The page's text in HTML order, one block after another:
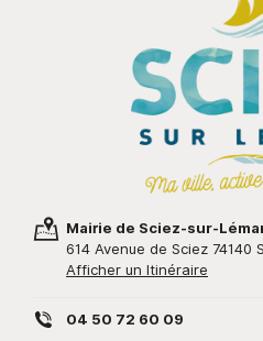
Mairie de Sciez-sur-
614 Avenue de Sciez 74140
Afficher un Itinéraire
04 50 72 60 09